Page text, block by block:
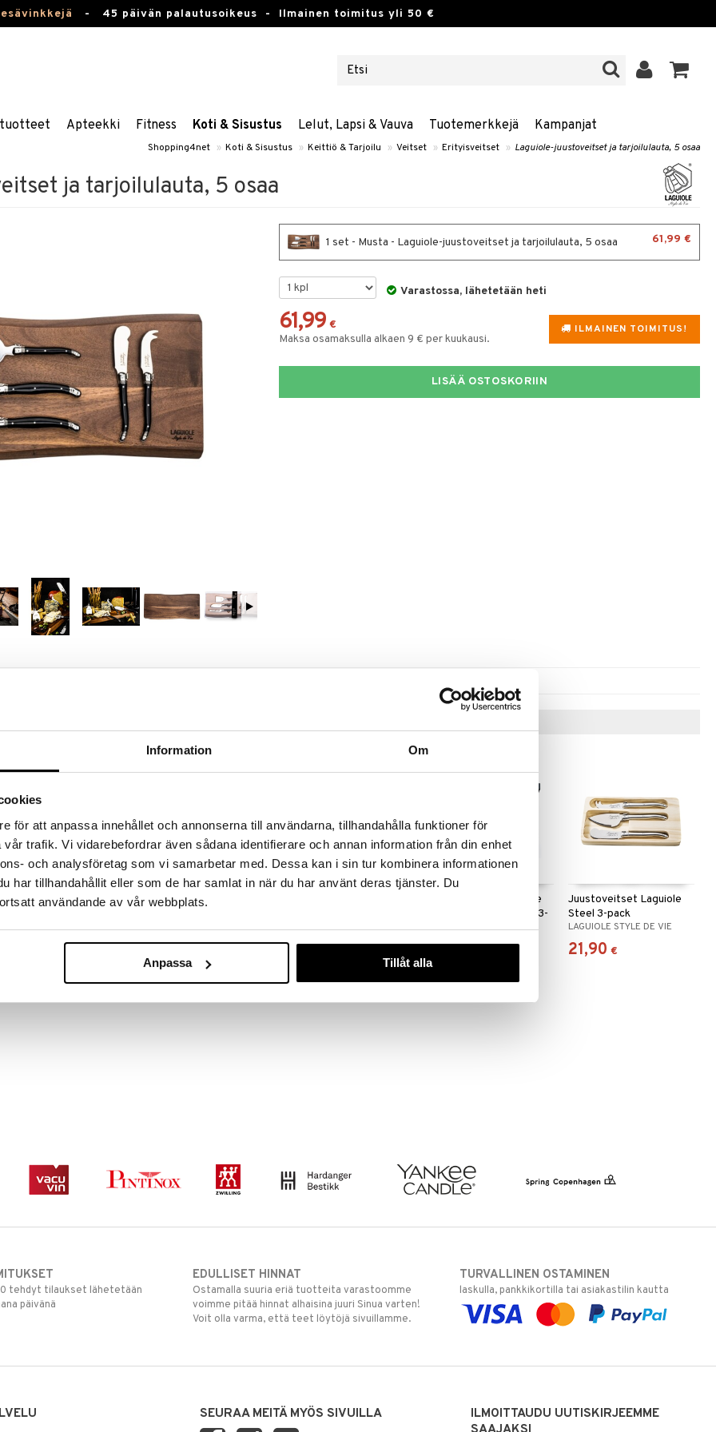
Information Om
för att anpassa innehållet och annonserna till användarna, tillhandahålla funktioner för
trafik. Vi vidarebefordrar även sådana identifierare och annan information från din enhet
och analysföretag som vi samarbetar med. Dessa kan i sin tur kombinera informationen
har tillhandahållit eller som de har samlat in när du har använt deras tjänster. Du
användande av vår webbplats.
Anpassa Tillåt alla
- 45 päivän palautusoikeus - Ilmainen toimitus yli 50 €
Apteekki Fitness Koti & Sisustus Lelut, Lapsi & Vauva Tuotemerkkejä Kampanjat
Shopping4net » Koti & Sisustus » Keittiö & Tarjoilu » Veitset » Erityisveitset » Laguiole-juustoveitset ja tarjoilulauta, 5 osaa
ja tarjoilulauta, 5 osaa
1 set - Musta - Laguiole-juustoveitset ja tarjoilulauta, 5 osaa 61,99 €
Varastossa, lähetetään heti
ILMAINEN TOIMITUS!
61,99 €
Maksa osamaksulla alkaen 9 € per kuukausi.
LISÄÄ OSTOSKORIIN
tehdä löytöjä suuresta ALEstamme. Juuri
31.8.2026 asti mutta ole nopea -
ale-löydöt »
mustilla juustoveitsillä ja tarjoilulaudalla luot
on valmistettu luonnonmateriaalista. Tämä kaunis
LAGUIOLE STYLE DE VIE
16,99
Juustoveitset Laguiole
Oak Wood Stonewash 3-
p
LAGUIOLE STYLE DE VIE
53,99
Juustoveitset Laguiole
Steel 3-pack
LAGUIOLE STYLE DE VIE
21,90 €
tehdyt tilaukset lähetetään
päivänä
EDULLISET HINNAT
Ostamalla suuria eriä tuotteita varastoomme
voimme pitää hinnat alhaisina juuri Sinua varten!
Voit olla varma, että teet löytöjä sivuillamme.
TURVALLINEN OSTAMINEN
laskulla, pankkikortilla tai asiakastilin kautta
SEURAA MEITÄ MYÖS SIVUILLA
ILMOITTAUDU UUTISKIRJEEMME